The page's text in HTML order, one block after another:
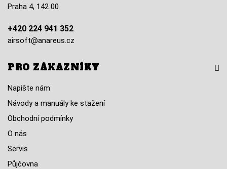
Praha 4, 142 00
+420 224 941 352
airsoft@anareus.cz
PRO ZÁKAZNÍKY
Napište nám
Návody a manuály ke stažení
Obchodní podmínky
O nás
Servis
Půjčovna